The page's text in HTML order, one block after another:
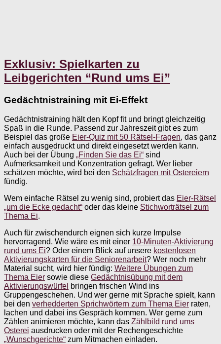
Exklusiv: Spielkarten zu
Leibgerichten “Rund ums Ei”
Gedächtnistraining mit Ei-Effekt
Gedächtnistraining hält den Kopf fit und bringt gleichzeitig
Spaß in die Runde. Passend zur Jahreszeit gibt es zum
Beispiel das große Eier-Quiz mit 50 Rätsel-Fragen, das ganz
einfach ausgedruckt und direkt eingesetzt werden kann.
Auch bei der Übung „Finden Sie das Ei“ sind
Aufmerksamkeit und Konzentration gefragt. Wer lieber
schätzen möchte, wird bei den Schätzfragen mit Ostereiern
fündig.
Wem einfache Rätsel zu wenig sind, probiert das Eier-Rätsel
„um die Ecke gedacht“ oder das kleine Stichworträtsel zum
Thema Ei.
Auch für zwischendurch eignen sich kurze Impulse
hervorragend. Wie wäre es mit einer 10-Minuten-Aktivierung
rund ums Ei? Oder einem Blick auf unsere kostenlosen
Aktivierungskarten für die Seniorenarbeit? Wer noch mehr
Material sucht, wird hier fündig: Weitere Übungen zum
Thema Eier sowie diese Gedächtnisübung mit dem
Aktivierungswürfel bringen frischen Wind ins
Gruppengeschehen. Und wer gerne mit Sprache spielt, kann
bei den verhedderten Sprichwörtern zum Thema Eier raten,
lachen und dabei ins Gespräch kommen. Wer gerne zum
Zählen animieren möchte, kann das Zählbild rund ums
Osterei ausdrucken oder mit der Rechengeschichte
„Wunschgerichte“ zum Mitmachen einladen.